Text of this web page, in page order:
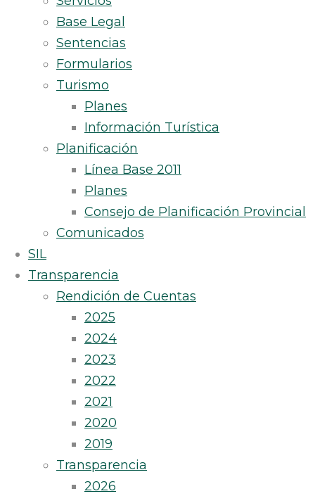
Base Legal
Sentencias
Formularios
Turismo
Planes
Información Turística
Planificación
Línea Base 2011
Planes
Consejo de Planificación Provincial
Comunicados
SIL
Transparencia
Rendición de Cuentas
2025
2024
2023
2022
2021
2020
2019
Transparencia
2026